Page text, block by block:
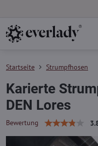
Startseite Strumpfhosen
Karierte
DEN Lores
Bewertung